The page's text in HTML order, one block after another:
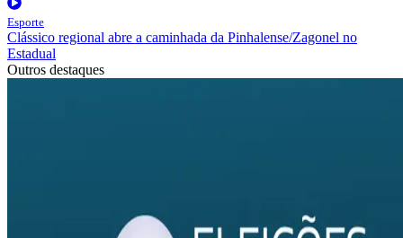
Esporte
Clássico regional abre a caminhada da Pinhalense/Zagonel no
Estadual
Outros destaques